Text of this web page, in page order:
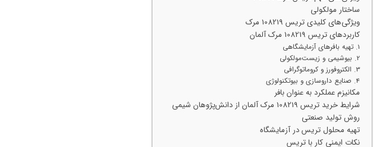
ساختار مولکولی
ویژگی‌های کلیدی تریس 108219 مرک
کاربردهای تریس 108219 مرک آلمان
1. تهیه بافرهای آزمایشگاهی
2. بیوشیمی و زیست‌مولکولی
3. الکتروفورز و کروماتوگرافی
4. صنایع داروسازی و بیوتکنولوژی
مکانیزم عملکرد به عنوان بافر
شرایط خرید تریس 108219 مرک آلمان از دانش‌پژوهان شیمی
روش تولید صنعتی
تهیه محلول تریس در آزمایشگاه
نکات ایمنی کار با تریس